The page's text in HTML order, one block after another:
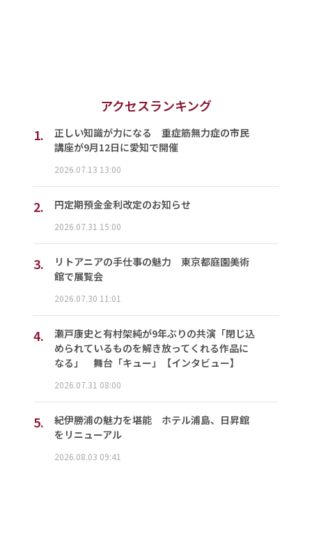
アクセスランキング
1.
正しい知識が力になる 重症筋無力症の市民
講座が9月12日に愛知で開催
2026.07.13 13:00
2. 円定期預金金利改定のお知らせ
2026.07.31 15:00
3.
リトアニアの手仕事の魅力 東京都庭園美術
館で展覧会
2026.07.30 11:01
4.
瀬戸康史と有村架純が9年ぶりの共演「閉じ込
められているものを解き放ってくれる作品に
なる」 舞台「キュー」【インタビュー】
2026.07.31 08:00
5.
紀伊勝浦の魅力を堪能 ホテル浦島、日昇館
をリニューアル
2026.08.03 09:41